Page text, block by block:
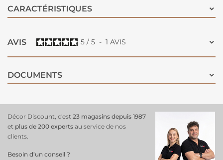
lorsqu'elles sont utilisées dans les teintes pastel.
CARACTÉRISTIQUES
AVIS 5 / 5 - 1 AVIS
DOCUMENTS
Décor Discount, c'est 23 magasins depuis 1987
et plus de 200 experts au service de nos
clients.
Besoin d’un conseil ?